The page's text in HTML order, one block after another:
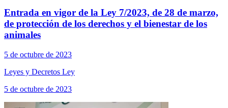
Entrada en vigor de la Ley 7/2023, de 28 de marzo,
de protección de los derechos y el bienestar de los
animales
5 de octubre de 2023
Leyes y Decretos Ley
5 de octubre de 2023